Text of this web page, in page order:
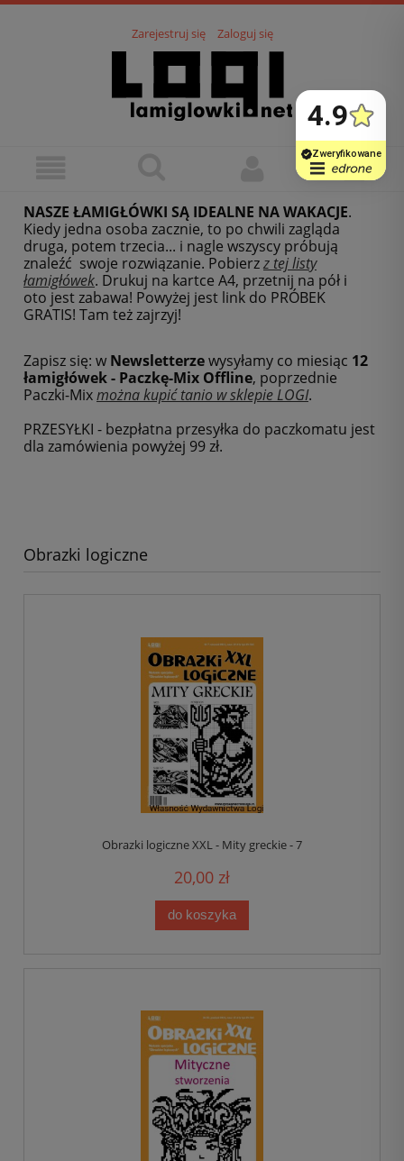
Zarejestruj się Zaloguj się
NASZE ŁAMIGŁÓWKI SĄ IDEALNE NA WAKACJE.
Kiedy jedna osoba zacznie, to po chwili zagląda
druga, potem trzecia... i nagle wszyscy próbują
znaleźć swoje rozwiązanie. Pobierzz tej listy
łamigłówek. Drukuj na kartce A4, przetnij na pół i
oto jest zabawa! Powyżej jest link do PRÓBEK
GRATIS! Tam też zajrzyj!
Zapisz się: w Newsletterzewysyłamy co miesiąc 12
łamigłówek - Paczkę-Mix Offline, poprzednie
Paczki-Mixmożna kupić tanio w sklepie LOGI.
PRZESYŁKI - bezpłatna przesyłka do paczkomatu jest
dla zamówienia powyżej 99 zł.
Obrazki logiczne
Obrazki logiczne XXL - Mity greckie - 7
20,00 zł
do koszyka